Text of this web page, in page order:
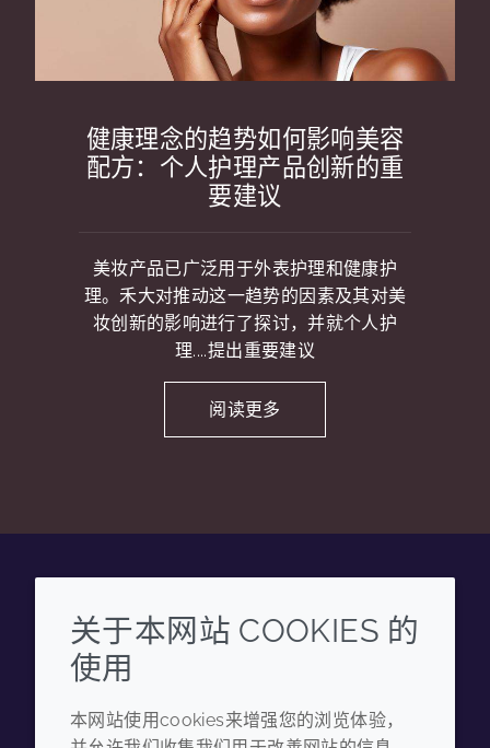
健康理念的趋势如何影响美容
配方：个人护理产品创新的重
要建议
美妆产品已广泛用于外表护理和健康护
理。禾大对推动这一趋势的因素及其对美
妆创新的影响进行了探讨，并就个人护
理....提出重要建议
阅读更多
WechatYoukuZhihu Tiktok
企业
年度报告 条款和条件
关于本网站 COOKIES 的
使用
本网站使用cookies来增强您的浏览体验，